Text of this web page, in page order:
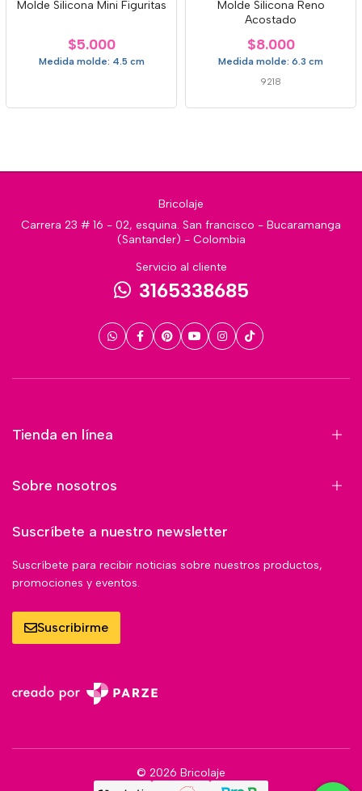
Molde Silicona Mini Figuritas
$5.000
Medida molde: 4.5 cm
Molde Silicona Reno
Acostado
$8.000
Medida molde: 6.3 cm
9218
Bricolaje
Carrera 23 # 16 - 02, esquina. San francisco - Bucaramanga
(Santander) - Colombia
Servicio al cliente
3165338685
Tienda en línea
Sobre nosotros
Suscríbete a nuestro newsletter
Suscríbete para recibir noticias sobre nuestros productos,
promociones y eventos.
Suscribirme
© 2026 Bricolaje